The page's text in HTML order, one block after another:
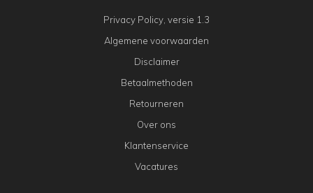
Privacy Policy, versie 1.3
Algemene voorwaarden
Disclaimer
Betaalmethoden
Retourneren
Over ons
Klantenservice
Vacatures